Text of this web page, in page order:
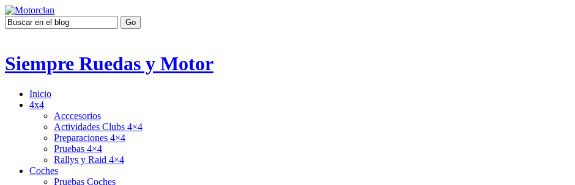
Siempre Ruedas y Motor
Inicio
4x4
Acccesorios
Actividades Clubs 4×4
Preparaciones 4×4
Pruebas 4×4
Rallys y Raid 4×4
Coches
Pruebas Coches